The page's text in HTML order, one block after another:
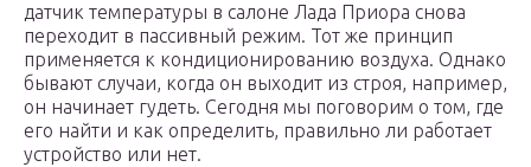
датчик температуры в салоне Лада Приора снова
переходит в пассивный режим. Тот же принцип
применяется к кондиционированию воздуха. Однако
бывают случаи, когда он выходит из строя, например,
он начинает гудеть. Сегодня мы поговорим о том, где
его найти и как определить, правильно ли работает
устройство или нет.